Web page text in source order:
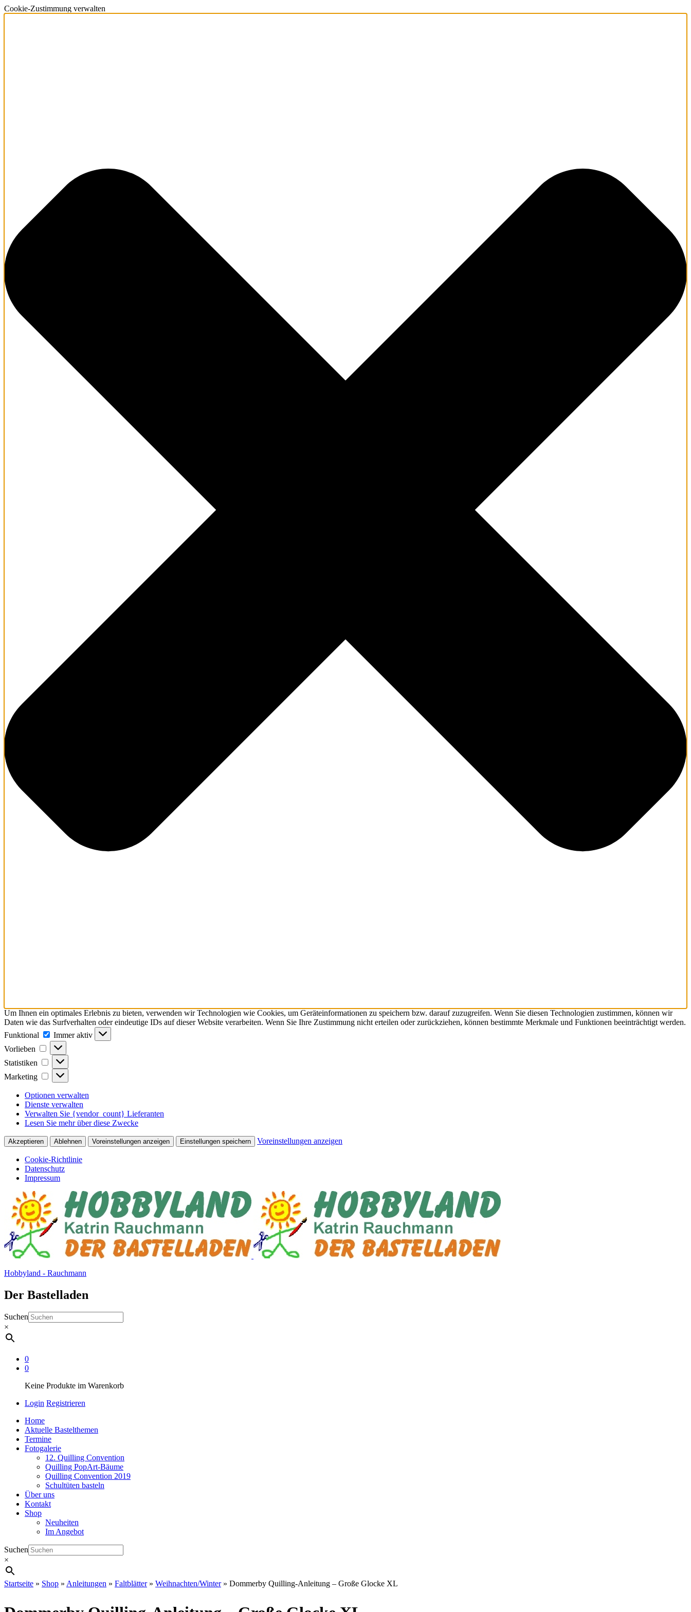
Cookie-Zustimmung verwalten
Um Ihnen ein optimales Erlebnis zu bieten, verwenden wir Technologien wie Cookies, um Geräteinformationen zu speichern bzw. darauf zuzugreifen. Wenn Sie diesen Technologien zustimmen, können wir
Daten wie das Surfverhalten oder eindeutige IDs auf dieser Website verarbeiten. Wenn Sie Ihre Zustimmung nicht erteilen oder zurückziehen, können bestimmte Merkmale und Funktionen beeinträchtigt werden.
Funktional
Funktional
Immer aktiv
Vorlieben
Vorlieben
Statistiken Statistiken
Marketing Marketing
Optionen verwalten
Dienste verwalten
Verwalten Sie {vendor_count} Lieferanten
Lesen Sie mehr über diese Zwecke
Akzeptieren Ablehnen Voreinstellungen anzeigen Einstellungen speichern Voreinstellungen anzeigen
Cookie-Richtlinie
Datenschutz
Impressum
Hobbyland - Rauchmann
Der Bastelladen
Suchen
×
0
0
Keine Produkte im Warenkorb
Login Registrieren
Home
Aktuelle Bastelthemen
Termine
Fotogalerie
12. Quilling Convention
Quilling PopArt-Bäume
Quilling Convention 2019
Schultüten basteln
Über uns
Kontakt
Shop
Neuheiten
Im Angebot
Suchen
×
Startseite » Shop » Anleitungen » Faltblätter» Weihnachten/Winter» Dommerby Quilling-Anleitung – Große Glocke XL